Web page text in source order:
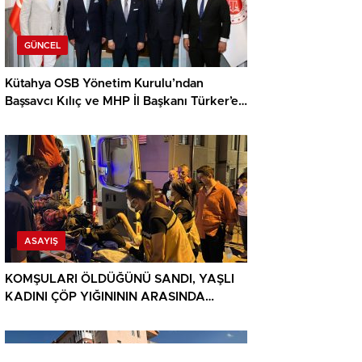
GÜNCEL
Kütahya OSB Yönetim Kurulu’ndan
Başsavcı Kılıç ve MHP İl Başkanı Türker’e
ASAYIŞ
KOMŞULARI ÖLDÜĞÜNÜ SANDI, YAŞLI
KADINI ÇÖP YIĞINININ ARASINDA